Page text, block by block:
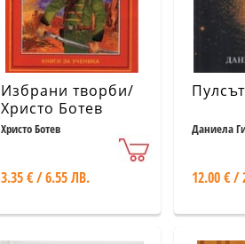
Избрани творби/
Христо Ботев
Христо Ботев
3.35 € / 6.55 ЛВ.
Даниела
12.00 € /